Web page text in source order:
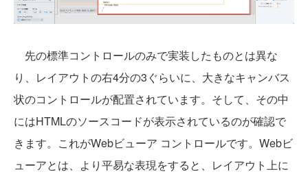
先の標準コントロールのみで実装したものとは異な
り、レイアウトの右4分の3ぐらいに、大きなキャンバス
状のコントロールが配置されています。そして、その中
にはHTMLのソースコードが表示されているのが確認で
きます。これがWebビューア コントロールです。Webビ
ューアとは、より平易な表現をすると、レイアウト上に